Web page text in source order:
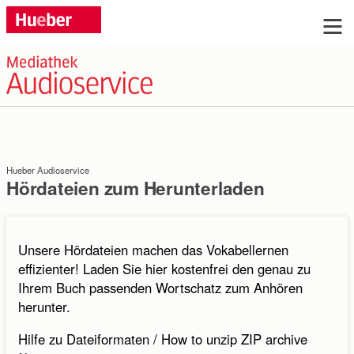
Hueber Audioservice
Hördateien zum Herunterladen
Unsere Hördateien machen das Vokabellernen
effizienter! Laden Sie hier kostenfrei den genau zu
Ihrem Buch passenden Wortschatz zum Anhören
herunter.
Hilfe zu Dateiformaten / How to unzip ZIP archive
Sie haben Fragen?
Montag bis Donnerstag: 9:00 bis 17:00 Uhr, Freitag:
9:00 bis 16:00 Uhr
Anrede: